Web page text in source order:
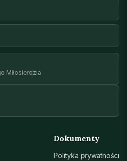
Miłosierdzia
Dokumenty
Polityka prywatności